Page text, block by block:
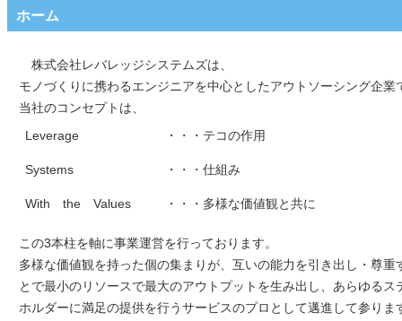
ン
ツ
動
ホーム
株式会社レバレッジシステムズは、
モノづくりに携わるエンジニアを中心としたアウトソーシング企業
当社のコンセプトは、
Leverage
・・・テコの作用
Systems ・・・仕組み
With the Values ・・・多様な価値観と共に
この3本柱を軸に事業運営を行っております。
多様な価値観を持った個の集まりが、互いの能力を引き出し・尊重
とで最小のリソースで最大のアウトプットを生み出し、あらゆるス
ホルダーに満足の提供を行うサービスのプロとして邁進して参りま